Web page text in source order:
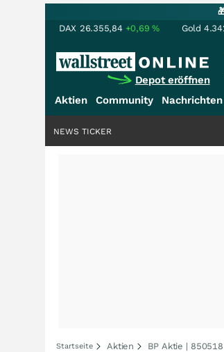
DAX 26.355,84 +0,69% Gold
Depot eröffnen
Aktien Community Nachrichten
NEWS TICKER
Startseite Aktien BP Aktie | 850518